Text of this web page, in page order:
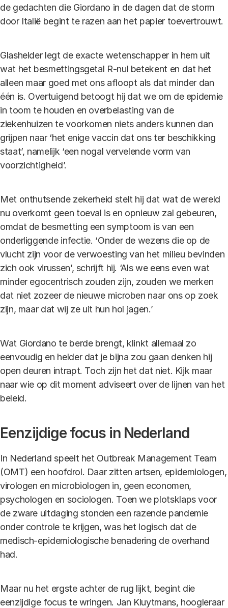
de gedachten die Giordano in de dagen dat de storm
door Italië begint te razen aan het papier toevertrouwt.
Glashelder legt de exacte wetenschapper in hem uit
wat het besmettingsgetal R-nul betekent en dat het
alleen maar goed met ons afloopt als dat minder dan
één is. Overtuigend betoogt hij dat we om de epidemie
in toom te houden en overbelasting van de
ziekenhuizen te voorkomen niets anders kunnen dan
grijpen naar ‘het enige vaccin dat ons ter beschikking
staat’, namelijk ‘een nogal vervelende vorm van
voorzichtigheid’.
Met onthutsende zekerheid stelt hij dat wat de wereld
nu overkomt geen toeval is en opnieuw zal gebeuren,
omdat de besmetting een symptoom is van een
onderliggende infectie. ‘Onder de wezens die op de
vlucht zijn voor de verwoesting van het milieu bevinden
zich ook virussen’, schrijft hij. ‘Als we eens even wat
minder egocentrisch zouden zijn, zouden we merken
dat niet zozeer de nieuwe microben naar ons op zoek
zijn, maar dat wij ze uit hun hol jagen.’
Wat Giordano te berde brengt, klinkt allemaal zo
eenvoudig en helder dat je bijna zou gaan denken hij
open deuren intrapt. Toch zijn het dat niet. Kijk maar
naar wie op dit moment adviseert over de lijnen van het
beleid.
Eenzijdige focus in Nederland
In Nederland speelt het Outbreak Management Team
(OMT) een hoofdrol. Daar zitten artsen, epidemiologen,
virologen en microbiologen in, geen economen,
psychologen en sociologen. Toen we plotsklaps voor
de zware uitdaging stonden een razende pandemie
onder controle te krijgen, was het logisch dat de
medisch-epidemiologische benadering de overhand
had.
Maar nu het ergste achter de rug lijkt, begint die
eenzijdige focus te wringen. Jan Kluytmans, hoogleraar